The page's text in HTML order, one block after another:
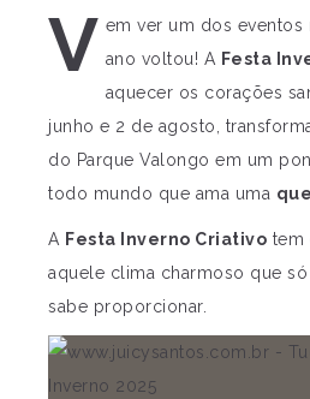
V em ver um dos eventos
ano voltou! A Festa
aquecer os corações
junho e 2 de agosto,
do Parque Valongo em um
todo mundo que ama uma
A Festa Inverno Criativo tem
aquele clima charmoso que
sabe proporcionar.